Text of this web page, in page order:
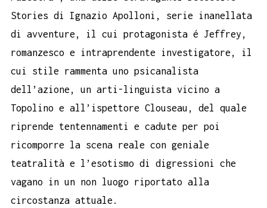
Stories di Ignazio Apolloni, serie inanellata
di avventure, il cui protagonista é Jeffrey,
romanzesco e intraprendente investigatore, il
cui stile rammenta uno psicanalista
dell’azione, un arti-linguista vicino a
Topolino e all’ispettore Clouseau, del quale
riprende tentennamenti e cadute per poi
ricomporre la scena reale con geniale
teatralità e l’esotismo di digressioni che
vagano in un non luogo riportato alla
circostanza attuale.